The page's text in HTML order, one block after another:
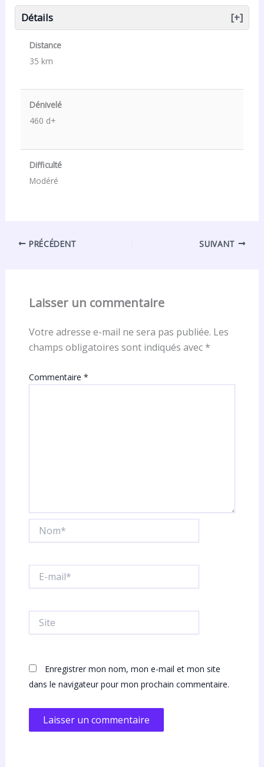
Détails [+]
Distance
35 km
Dénivelé
460 d+
Difficulté
Modéré
PRÉCÉDENT SUIVANT
Laisser un commentaire
Votre adresse e-mail ne sera pas publiée. Les
champs obligatoires sont indiqués avec *
Commentaire *
mail*
Enregistrer mon nom, mon e-mail et mon site
dans le navigateur pour mon prochain commentaire.